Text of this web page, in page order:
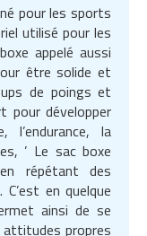
pour les sports
utilisé pour les
appelé aussi
être solide et
de poings et
pour développer
l’endurance, la
’ Le sac boxe
répétant des
en quelque
ainsi de se
propres